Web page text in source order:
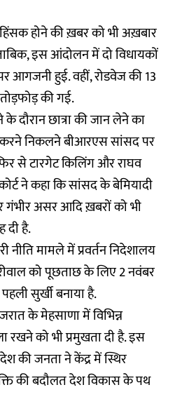
होने की ख़बर को भी अख़बार
इस आंदोलन में दो विधायकों
हुई. वहीं, रोडवेज की 13
की गई.
दौरान छात्रा की जान लेने का
करने निकलने बीआरएस सांसद पर
से टारगेट किलिंग और राघव
ने कहा कि सांसद के बेमियादी
गंभीर असर आदि ख़बरों को भी
दी है.
नीति मामले में प्रवर्तन निदेशालय
को पूछताछ के लिए 2 नवंबर
सुर्खी बनाया है.
गुजरात के मेहसाणा में विभिन्न
रखने को भी प्रमुखता दी है. इस
देश की जनता ने केंद्र में स्थिर
की बदौलत देश विकास के पथ